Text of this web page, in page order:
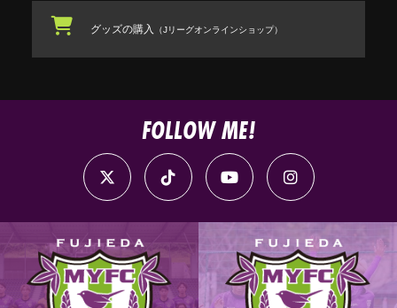
グッズの購入 （Jリーグオンラインショップ）
FOLLOW ME!